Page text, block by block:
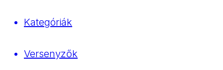
Kategóriák
Versenyzők